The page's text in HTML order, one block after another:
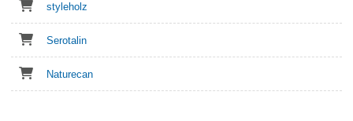
styleholz
Serotalin
Naturecan